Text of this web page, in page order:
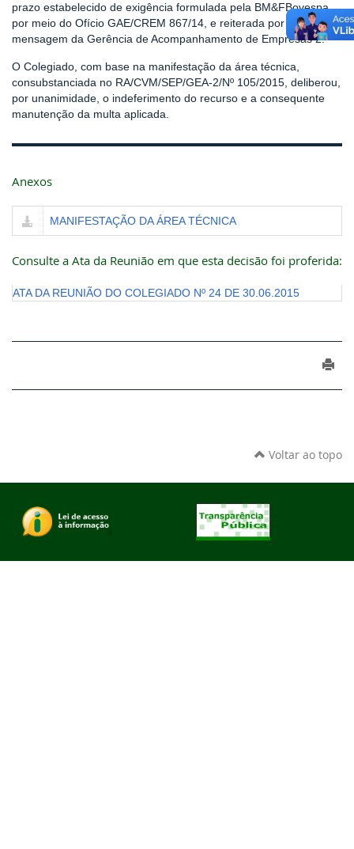
prazo estabelecido de exigência formulada pela BM&FBovespa,
por meio do Ofício GAE/CREM 867/14, e reiterada por
mensagem da Gerência de Acompanhamento de Empresas 2.
O Colegiado, com base na manifestação da área técnica,
consubstanciada no RA/CVM/SEP/GEA-2/Nº 105/2015, deliberou,
por unanimidade, o indeferimento do recurso e a consequente
manutenção da multa aplicada.
Anexos
MANIFESTAÇÃO DA ÁREA TÉCNICA
Consulte a Ata da Reunião em que esta decisão foi proferida:
ATA DA REUNIÃO DO COLEGIADO Nº 24 DE 30.06.2015
Voltar ao topo